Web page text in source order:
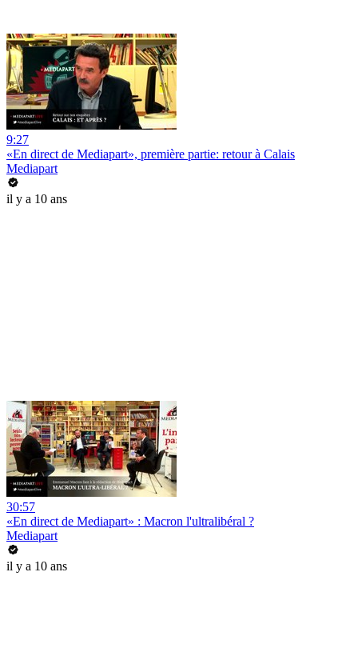
9:27
«En direct de Mediapart», première partie: retour à Calais
Mediapart
il y a 10 ans
30:57
«En direct de Mediapart» : Macron l'ultralibéral ?
Mediapart
il y a 10 ans